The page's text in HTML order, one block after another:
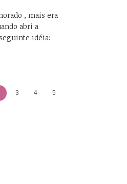
, mais era
abri a
idéia:
3 4 5